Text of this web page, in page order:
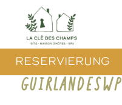
RESERVIERUNG
GUIRLANDESWP